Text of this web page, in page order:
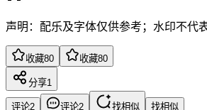
声明：配乐及字体仅供参考；水印不代
收藏80 收藏80
分享1
评论2 评论2 找相似 找相似